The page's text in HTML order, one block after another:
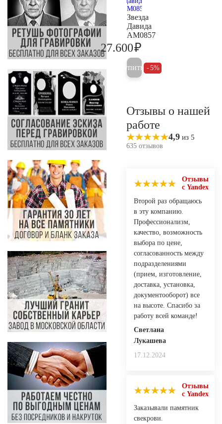
Звезда
Давида
AM0857
27.600₽
Купить 5%
Отзывы о нашей
работе
4,9 из 5
635 отзывов
Отзывы
с Yandex
Второй раз обращаюсь
в эту компанию.
Профессионализм,
качество, возможность
выбора по цене,
согласованность между
подразделениями
(прием, изготовление,
доставка, установка,
документооборот) все
на высоте. Спасибо за
работу всей команде!
Светлана
Лукашева
17.12.2024
Отзывы
с Yandex
Заказывали памятник
свекрови.